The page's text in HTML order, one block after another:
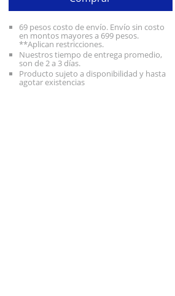
69 pesos costo de envío. Envío sin costo
en montos mayores a 699 pesos.
**Aplican restricciones.
Nuestros tiempo de entrega promedio,
son de 2 a 3 días.
Producto sujeto a disponibilidad y hasta
agotar existencias